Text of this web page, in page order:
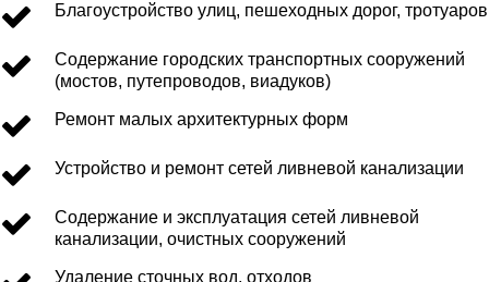
Благоустройство улиц, пешеходных дорог, тротуаров
Содержание городских транспортных сооружений
(мостов, путепроводов, виадуков)
Ремонт малых архитектурных форм
Устройство и ремонт сетей ливневой канализации
Содержание и эксплуатация сетей ливневой
канализации, очистных сооружений
Удаление сточных вод, отходов